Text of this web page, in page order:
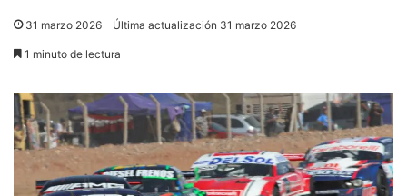
31 marzo 2026 Última actualización 31 marzo 2026
1 minuto de lectura